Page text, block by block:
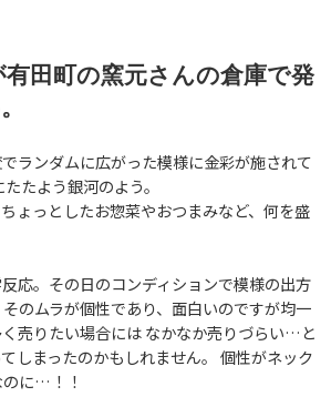
田町の窯元さんの倉庫で発
ランダムに広がった模様に金彩が施されて
たよう銀河のよう。
ょっとしたお惣菜やおつまみなど、何を盛
応。その日のコンディションで模様の出方
のムラが個性であり、面白いのですが均一
売りたい場合には なかなか売りづらい…と
しまったのかもしれません。 個性がネック
に…！！